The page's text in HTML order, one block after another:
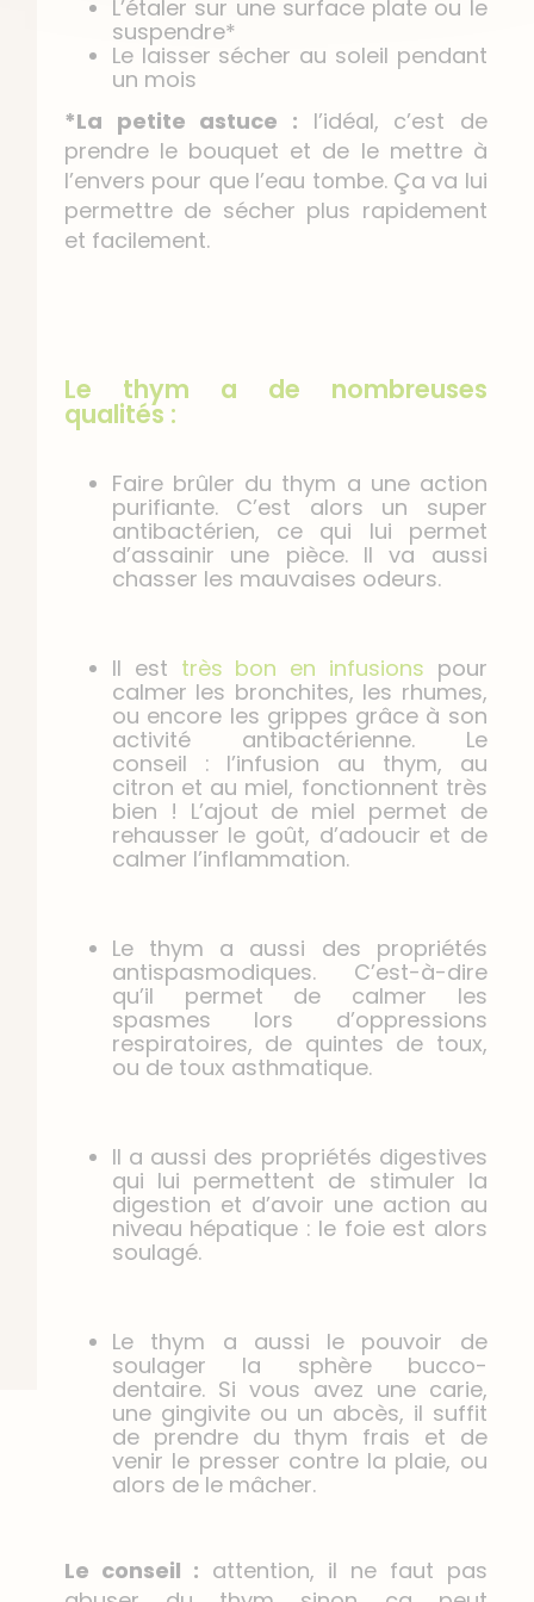
L’étaler sur une surface plate ou le
suspendre*
Le laisser sécher au soleil pendant
un mois
*La petite astuce : l’idéal, c’est de
prendre le bouquet et de le mettre à
l’envers pour que l’eau tombe. Ça va lui
permettre de sécher plus rapidement
et facilement.
Le thym a de nombreuses
qualités :
Faire brûler du thym a une action
purifiante. C’est alors un super
antibactérien, ce qui lui permet
d’assainir une pièce. Il va aussi
chasser les mauvaises odeurs.
Il est très bon en infusions pour
calmer les bronchites, les rhumes,
ou encore les grippes grâce à son
activité antibactérienne. Le
conseil : l’infusion au thym, au
citron et au miel, fonctionnent très
bien ! L’ajout de miel permet de
rehausser le goût, d’adoucir et de
calmer l’inflammation.
Le thym a aussi des propriétés
antispasmodiques. C’est-à-dire
qu’il permet de calmer les
spasmes lors d’oppressions
respiratoires, de quintes de toux,
ou de toux asthmatique.
Il a aussi des propriétés digestives
qui lui permettent de stimuler la
digestion et d’avoir une action au
niveau hépatique : le foie est alors
soulagé.
Le thym a aussi le pouvoir de
soulager la sphère bucco-
dentaire. Si vous avez une carie,
une gingivite ou un abcès, il suffit
de prendre du thym frais et de
venir le presser contre la plaie, ou
alors de le mâcher.
Le conseil : attention, il ne faut pas